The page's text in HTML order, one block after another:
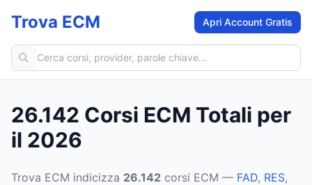
Trova ECM Apri Account Gratis
Cerca corsi ECM
26.142 Corsi ECM Totali per
il 2026
Trova ECM indicizza 26.142 corsi ECM — FAD, RES,